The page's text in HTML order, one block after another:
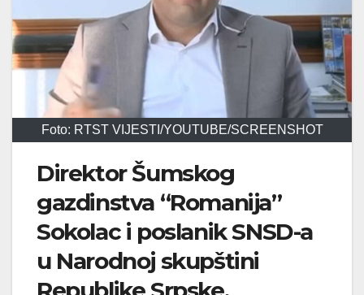
Foto: RTST VIJESTI/YOUTUBE/SCREENSHOT
Direktor Šumskog
gazdinstva “Romanija”
Sokolac i poslanik SNSD-a
u Narodnoj skupštini